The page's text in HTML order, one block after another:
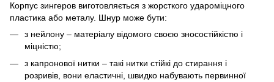
Корпус зингеров виготовляється з жорсткого удароміцного
пластика або металу. Шнур може бути:
з нейлону – матеріалу відомого своєю зносостійкістю і
міцністю;
з капронової нитки – такі нитки стійкі до стирання і
розривів, вони еластичні, швидко набувають первинної